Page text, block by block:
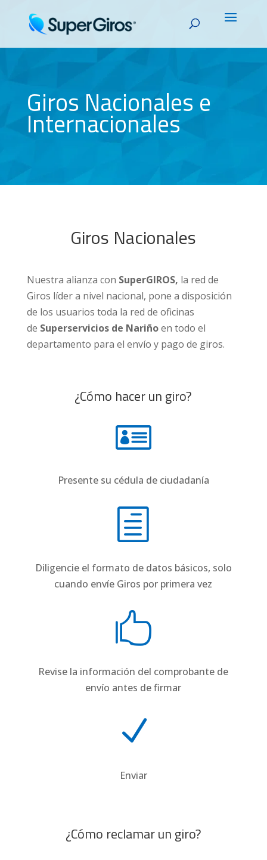
Giros Nacionales e
Internacionales
Giros Nacionales
Nuestra alianza con SuperGIROS, la red de
Giros líder a nivel nacional, pone a disposición
de los usuarios toda la red de oficinas
de Superservicios de Nariñoen todo el
departamento para el envío y pago de giros.
¿Cómo hacer un giro?

Presente su cédula de ciudadanía
h
Diligencie el formato de datos básicos, solo
cuando envíe Giros por primera vez

Revise la información del comprobante de
envío antes de firmar
N
Enviar
¿Cómo reclamar un giro?